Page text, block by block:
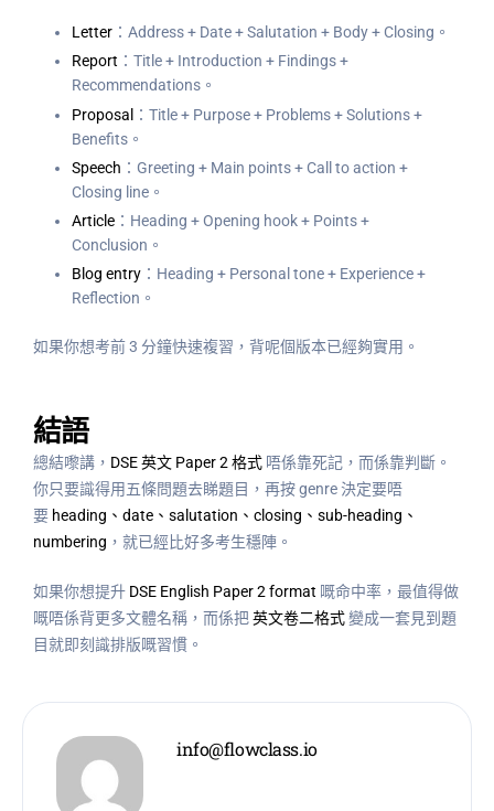
Letter ：Address + Date + Salutation + Body + Closing。
Report ：Title + Introduction + Findings +
Recommendations。
Proposal
：Title + Purpose + Problems + Solutions +
Benefits。
Speech ：Greeting + Main points + Call to action +
Closing line。
Article ：Heading + Opening hook + Points +
Conclusion。
Blog entry ：Heading + Personal tone + Experience +
Reflection。
如果你想考前 3 分鐘快速複習，背呢個版本已經夠實用。
結語
總結嚟講， DSE 英文 Paper 2 格式 唔係靠死記，而係靠判斷。
你只要識得用五條問題去睇題目，再按 genre 決定要唔
要 heading、date、salutation、closing、sub-heading、
numbering ，就已經比好多考生穩陣。
如果你想提升 DSE English Paper 2 format 嘅命中率，最值得做
嘅唔係背更多文體名稱，而係把英文卷二格式變成一套見到題
目就即刻識排版嘅習慣。
info@flowclass.io